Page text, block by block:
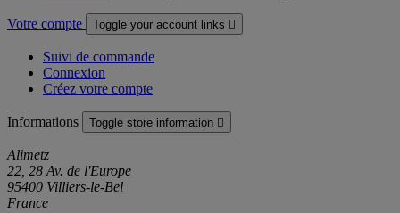
Votre compte Toggle your account links 
Suivi de commande
Connexion
Créez votre compte
Informations Toggle store information 
Alimetz
22, 28 Av. de l'Europe
95400 Villiers-le-Bel
France